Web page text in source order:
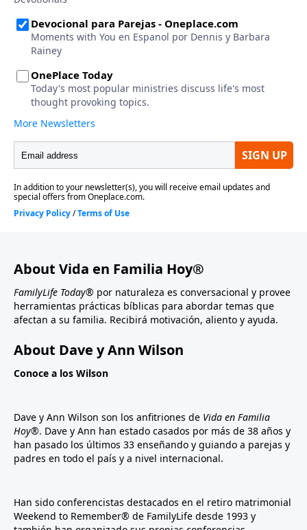
About Vida en Familia Hoy®
FamilyLife Today® por naturaleza es conversacional y provee
herramientas prácticas bíblicas para abordar temas que
afectan a su familia. Recibirá motivación, aliento y ayuda.
About Dave y Ann Wilson
Conoce a los Wilson
Dave y Ann Wilson son los anfitriones de Vida en Familia
Hoy®. Dave y Ann han estado casados por más de 38 años y
han pasado los últimos 33 enseñando y guiando a parejas y
padres en todo el país y a nivel internacional.
Han sido conferencistas destacados en el retiro matrimonial
Weekend to Remember® de FamilyLife desde 1993 y